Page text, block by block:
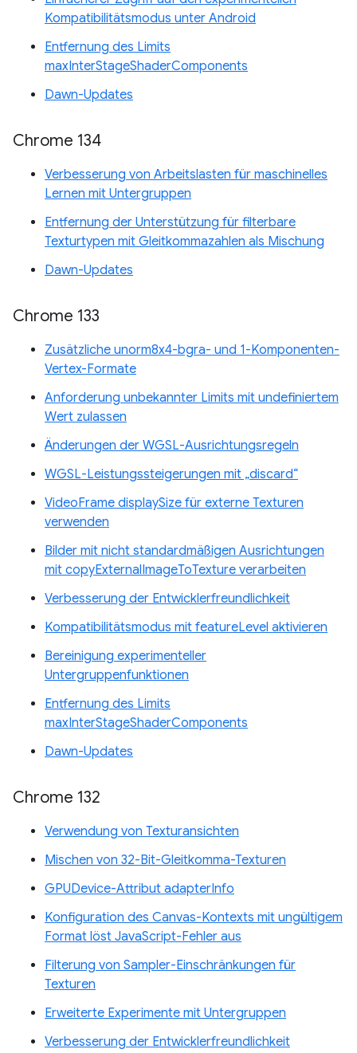
Kompatibilitätsmodus unter Android
Entfernung des Limits
maxInterStageShaderComponents
Dawn-Updates
Chrome 134
Verbesserung von Arbeitslasten für maschinelles
Lernen mit Untergruppen
Entfernung der Unterstützung für filterbare
Texturtypen mit Gleitkommazahlen als Mischung
Dawn-Updates
Chrome 133
Zusätzliche unorm8x4-bgra- und 1-Komponenten-
Vertex-Formate
Anforderung unbekannter Limits mit undefiniertem
Wert zulassen
Änderungen der WGSL-Ausrichtungsregeln
WGSL-Leistungssteigerungen mit „discard“
VideoFrame displaySize für externe Texturen
verwenden
Bilder mit nicht standardmäßigen Ausrichtungen
mit copyExternalImageToTexture verarbeiten
Verbesserung der Entwicklerfreundlichkeit
Kompatibilitätsmodus mit featureLevel aktivieren
Bereinigung experimenteller
Untergruppenfunktionen
Entfernung des Limits
maxInterStageShaderComponents
Dawn-Updates
Chrome 132
Verwendung von Texturansichten
Mischen von 32-Bit-Gleitkomma-Texturen
GPUDevice-Attribut adapterInfo
Konfiguration des Canvas-Kontexts mit ungültigem
Format löst JavaScript-Fehler aus
Filterung von Sampler-Einschränkungen für
Texturen
Erweiterte Experimente mit Untergruppen
Verbesserung der Entwicklerfreundlichkeit